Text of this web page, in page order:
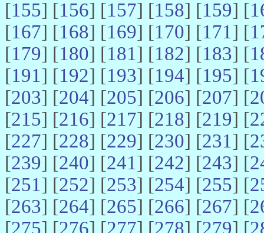
[155] [156] [157] [158] [159] [
[167] [168] [169] [170] [171] [
[179] [180] [181] [182] [183] [
[191] [192] [193] [194] [195] [
[203] [204] [205] [206] [207] [
[215] [216] [217] [218] [219] [
[227] [228] [229] [230] [231] [
[239] [240] [241] [242] [243] [
[251] [252] [253] [254] [255] [
[263] [264] [265] [266] [267] [
[275] [276] [277] [278] [279] [